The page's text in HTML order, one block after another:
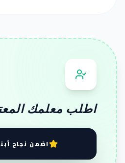
اطلب معلمك
اضمن نجاح